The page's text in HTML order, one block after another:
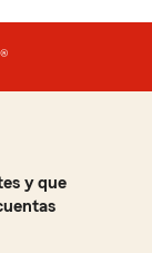
y que